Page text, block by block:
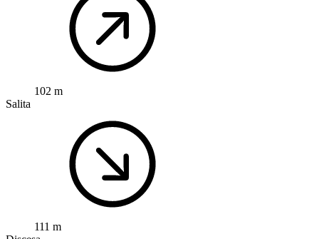
102 m
Salita
111 m